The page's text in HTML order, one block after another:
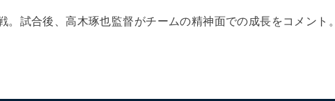
。試合後、高木琢也監督がチームの精神面での成長をコメント。